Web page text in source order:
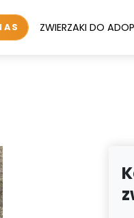
ZWIERZAKI DO